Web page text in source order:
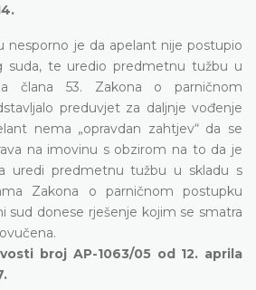
nesporno je da apelant nije postupio
suda, te uredio predmetnu tužbu u
člana 53. Zakona o parničnom
preduvjet za daljnje vođenje
nema „opravdan zahtjev“ da se
na imovinu s obzirom na to da je
uredi predmetnu tužbu u skladu s
Zakona o parničnom postupku
sud donese rješenje kojim se smatra
broj AP-1063/05 od 12. aprila